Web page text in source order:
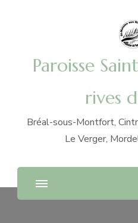
Paroisse
rives
Bréal-sous-Montfort,
Le Verger,